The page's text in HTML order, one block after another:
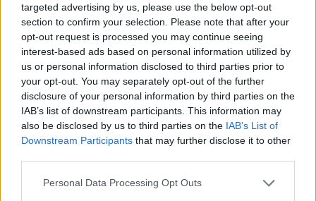
targeted advertising by us, please use the below opt-out
section to confirm your selection. Please note that after your
opt-out request is processed you may continue seeing
interest-based ads based on personal information utilized by
us or personal information disclosed to third parties prior to
your opt-out. You may separately opt-out of the further
disclosure of your personal information by third parties on the
IAB’s list of downstream participants. This information may
also be disclosed by us to third parties on the IAB’s List of
Downstream Participants that may further disclose it to other
Please note that this website/app uses one or more Google
Personal Data Processing Opt Outs
Ελλάδα
ΓΡΕΒΕΝΑ
ΤΡΟΧΑΙΟ
Share:
Ακολουθήστε το Νewsit.gr στοGoogle News και
ενημερωθείτε πρώτοι για όλη την ειδησεογραφία και τα
τελευταία νέα
της ημέρας